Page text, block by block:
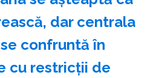
dar centrala
confruntă în
cu restricţii de